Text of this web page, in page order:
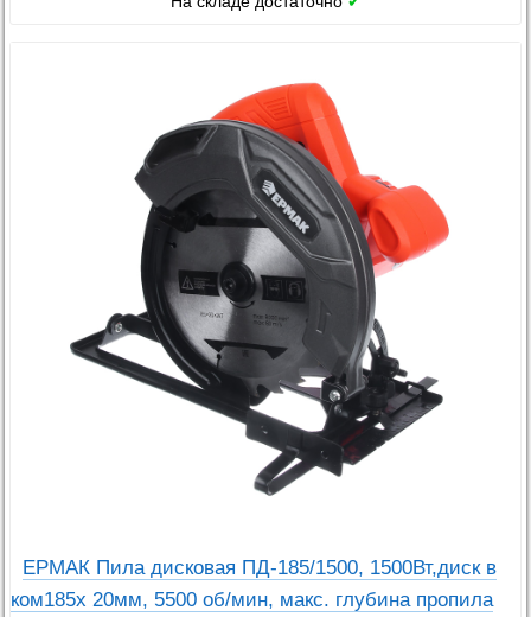
ЕРМАК Пила дисковая ПД-185/1500, 1500Вт,диск в
ком185х 20мм, 5500 об/мин, макс. глубина пропила